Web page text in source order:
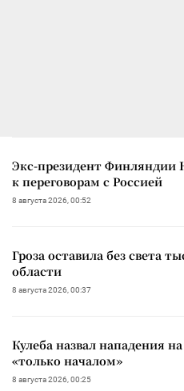
Экс-президент Финляндии
к переговорам с Россией
8 августа 2026, 00:52
Гроза оставила без света
области
8 августа 2026, 00:37
Кулеба назвал нападения
«только началом»
8 августа 2026, 00:25